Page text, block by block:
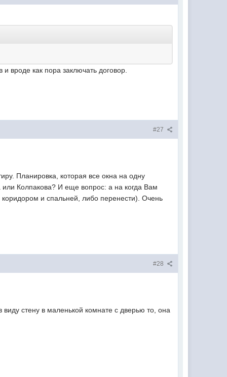
вроде как пора заключать договор.
#27
Планировка, которая все окна на одну
Колпакова? И еще вопрос: а на когда Вам
и спальней, либо перенести). Очень
#28
стену в маленькой комнате с дверью то, она